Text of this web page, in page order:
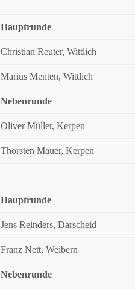
Hauptrunde
Christian Reuter, Wittlich
Marius Menten, Wittlich
Nebenrunde
Oliver Müller, Kerpen
Thorsten Mauer, Kerpen
Hauptrunde
Jens Reinders, Darscheid
Franz Nett, Weibern
Nebenrunde